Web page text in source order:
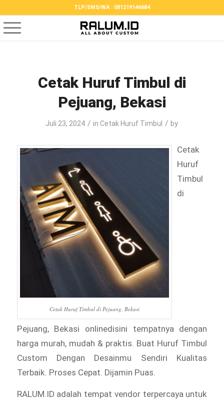
TLP/SMS/WA : 081219146684
Cetak Huruf Timbul di
Pejuang, Bekasi
Juli 23, 2024 / inCetak Huruf Timbul / by
Cetak Huruf Timbul di Pejuang, Bekasi
Cetak
Huruf
Timbul
di
Pejuang, Bekasi onlinedisini tempatnya dengan
harga murah, mudah & praktis. Buat Huruf Timbul
Custom Dengan Desainmu Sendiri Kualitas
Terbaik. Proses Cepat. Dijamin Puas.
RALUM.ID adalah tempat vendor terpercaya untuk